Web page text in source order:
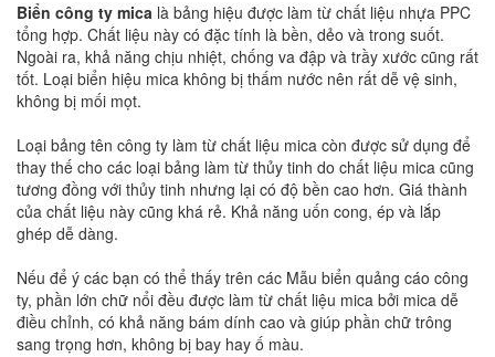
Biển công ty mica là bảng hiệu được làm từ chất liệu nhựa PPC
tổng hợp. Chất liệu này có đặc tính là bền, dẻo và trong suốt.
Ngoài ra, khả năng chịu nhiệt, chống va đập và trầy xước cũng rất
tốt. Loại biển hiệu mica không bị thấm nước nên rất dễ vệ sinh,
không bị mối mọt.
Loại bảng tên công ty làm từ chất liệu mica còn được sử dụng để
thay thế cho các loại bảng làm từ thủy tinh do chất liệu mica cũng
tương đồng với thủy tinh nhưng lại có độ bền cao hơn. Giá thành
của chất liệu này cũng khá rẻ. Khả năng uốn cong, ép và lắp
ghép dễ dàng.
Nếu để ý các bạn có thể thấy trên các Mẫu biển quảng cáo công
ty, phần lớn chữ nổi đều được làm từ chất liệu mica bởi mica dễ
điều chỉnh, có khả năng bám dính cao và giúp phần chữ trông
sang trọng hơn, không bị bay hay ố màu.